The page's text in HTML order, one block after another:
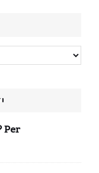
Per